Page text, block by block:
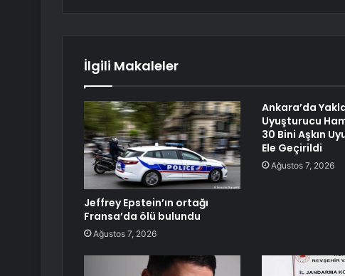
İlgili Makaleler
Jeffrey Epstein’ın ortağı
Fransa’da ölü bulundu
Ağustos 7, 2026
Ankara’da
Uyuşturucu
30 Bini Aşkın
Ele Geçirildi
Ağustos 7, 2026